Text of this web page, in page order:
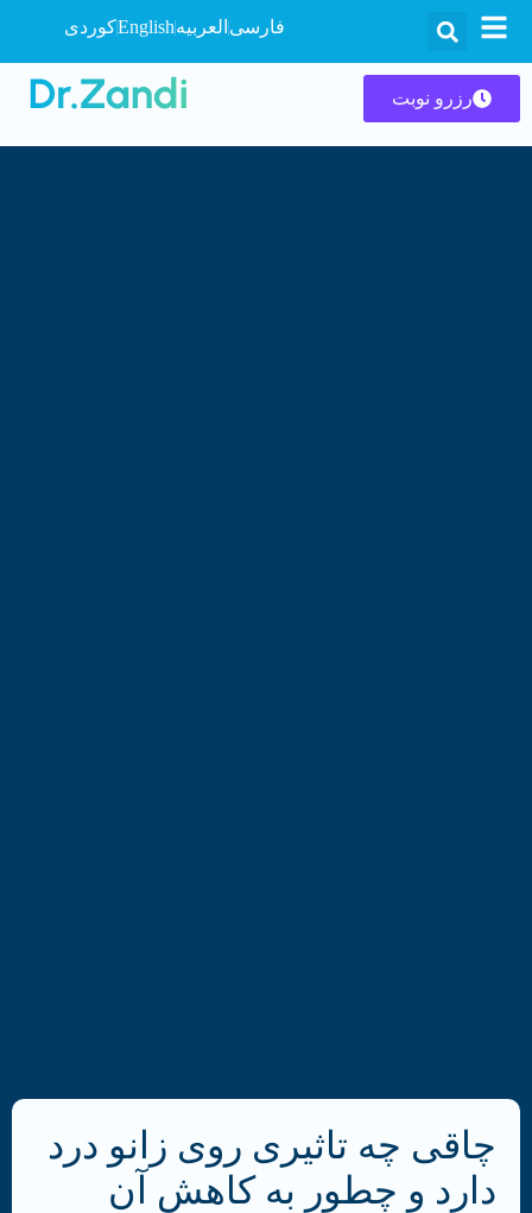
فارسی العربیهEnglishکوردی
رزرو نوبت
چاقی چه تاثیری روی زانو درد
دارد و چطور به کاهش آن